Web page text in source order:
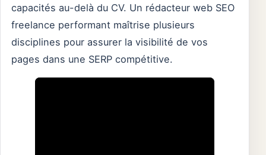
capacités au-delà du CV. Un rédacteur web SEO
freelance performant maîtrise plusieurs
disciplines pour assurer la visibilité de vos
pages dans une SERP compétitive.